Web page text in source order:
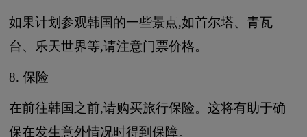
如果计划参观韩国的一些景点,如首尔塔、青瓦
台、乐天世界等,请注意门票价格。
8. 保险
在前往韩国之前,请购买旅行保险。这将有助于确
保在发生意外情况时得到保障。